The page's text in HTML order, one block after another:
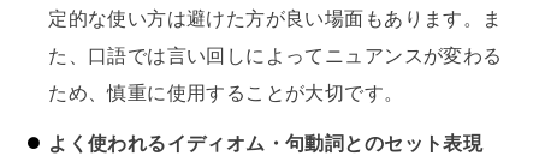
定的な使い方は避けた方が良い場面もあります。ま
た、口語では言い回しによってニュアンスが変わる
ため、慎重に使用することが大切です。
よく使われるイディオム・句動詞とのセット表現